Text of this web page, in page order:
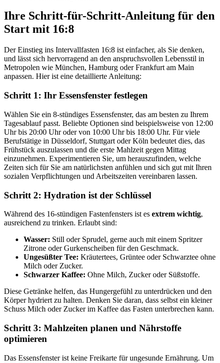
Ihre Schritt-für-Schritt-Anleitung für den
Start mit 16:8
Der Einstieg ins Intervallfasten 16:8 ist einfacher, als Sie denken,
und lässt sich hervorragend an den anspruchsvollen Lebensstil in
Metropolen wie München, Hamburg oder Frankfurt am Main
anpassen. Hier ist eine detaillierte Anleitung:
Schritt 1: Ihr Essensfenster festlegen
Wählen Sie ein 8-stündiges Essensfenster, das am besten zu Ihrem
Tagesablauf passt. Beliebte Optionen sind beispielsweise von 12:00
Uhr bis 20:00 Uhr oder von 10:00 Uhr bis 18:00 Uhr. Für viele
Berufstätige in Düsseldorf, Stuttgart oder Köln bedeutet dies, das
Frühstück auszulassen und die erste Mahlzeit gegen Mittag
einzunehmen. Experimentieren Sie, um herauszufinden, welche
Zeiten sich für Sie am natürlichsten anfühlen und sich gut mit Ihren
sozialen Verpflichtungen und Arbeitszeiten vereinbaren lassen.
Schritt 2: Hydration ist der Schlüssel
Während des 16-stündigen Fastenfensters ist es extrem wichtig,
ausreichend zu trinken. Erlaubt sind:
Wasser: Still oder Sprudel, gerne auch mit einem Spritzer
Zitrone oder Gurkenscheiben für den Geschmack.
Ungesüßter Tee: Kräutertees, Grüntee oder Schwarztee ohne
Milch oder Zucker.
Schwarzer Kaffee: Ohne Milch, Zucker oder Süßstoffe.
Diese Getränke helfen, das Hungergefühl zu unterdrücken und den
Körper hydriert zu halten. Denken Sie daran, dass selbst ein kleiner
Schuss Milch oder Zucker im Kaffee das Fasten unterbrechen kann.
Schritt 3: Mahlzeiten planen und Nährstoffe
optimieren
Das Essensfenster ist keine Freikarte für ungesunde Ernährung. Um